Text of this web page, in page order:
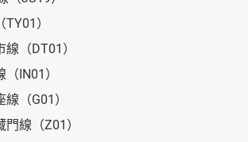
）
（DT01）
IN01）
（G01）
線（Z01）